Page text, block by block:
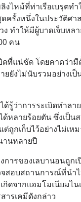
งไหม้ที่ท่าเรือเบรุตทำ
ครั้งหนึ่งในประวัติศา
ง ทำให้มีผู้บาดเจ็บหล
คน
ดที่แน่ชัด โดยคาดว่ามี
ยยังไม่นับรวมอย่างเ
รู้ว่าการระเบิดทำลา
หลายร้อยตัน ซึ่งเป็น
ถูกเก็บไว้อย่างไม่เห
านหลายปี
ารของเลบานอนถูกเ
สอบสถานการณ์ที่นำไ
ดจากแอมโมเนียมไน
ารเคมีดังกล่าว